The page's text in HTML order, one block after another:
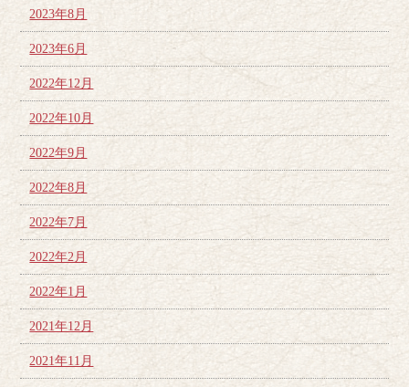
2023年8月
2023年6月
2022年12月
2022年10月
2022年9月
2022年8月
2022年7月
2022年2月
2022年1月
2021年12月
2021年11月